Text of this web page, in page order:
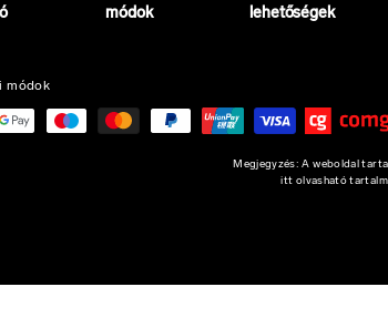
módok
lehetőségek
módok
Megjegyzés: A weboldal
itt olvasható